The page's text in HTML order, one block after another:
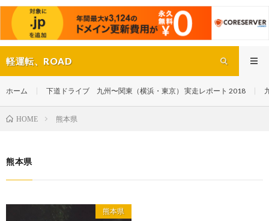
軽運転、ROAD
ホーム 下道ドライブ 九州〜関東（横浜・東京） 実走レポート 2018
HOME 熊本県
熊本県
熊本県